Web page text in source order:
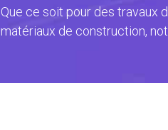
Que ce soit pour des travaux
matériaux de construction,